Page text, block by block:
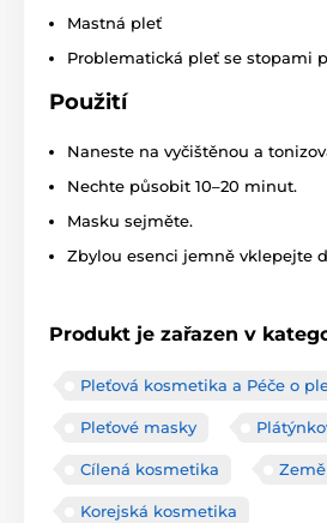
Mastná pleť
Problematická pleť se stopami
Použití
Naneste na vyčištěnou a
Nechte působit 10–20 minut.
Masku sejměte.
Zbylou esenci jemně vklepejte
Produkt je zařazen v
Pleťová kosmetika a Péče o
Pleťové masky
Cílená kosmetika
Korejská kosmetika